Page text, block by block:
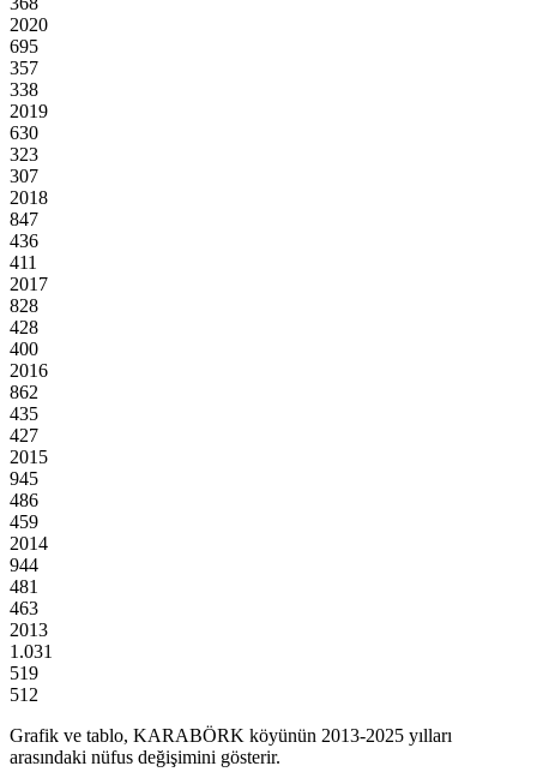
2020
695
357
338
2019
630
323
307
2018
847
436
411
2017
828
428
400
2016
862
435
427
2015
945
486
459
2014
944
481
463
2013
1.031
519
512
Grafik ve tablo, KARABÖRK köyünün 2013-2025 yılları
arasındaki nüfus değişimini gösterir.